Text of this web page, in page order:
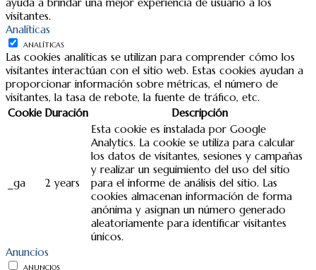
visitantes.
Analíticas
ANALÍTICAS
Las cookies analíticas se utilizan para comprender cómo los
visitantes interactúan con el sitio web. Estas cookies ayudan a
proporcionar información sobre métricas, el número de
visitantes, la tasa de rebote, la fuente de tráfico, etc.
Cookie Duración Descripción
_ga 2 years
Esta cookie es instalada por Google
Analytics. La cookie se utiliza para calcular
los datos de visitantes, sesiones y campañas
y realizar un seguimiento del uso del sitio
para el informe de análisis del sitio. Las
cookies almacenan información de forma
anónima y asignan un número generado
aleatoriamente para identificar visitantes
únicos.
Anuncios
ANUNCIOS